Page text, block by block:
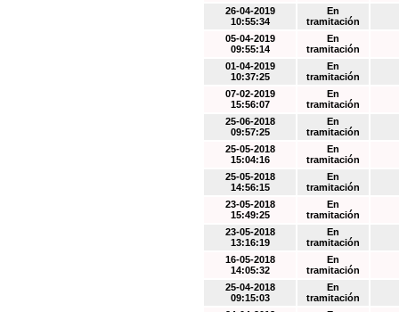
26-04-2019
10:55:34
En
tramitación
05-04-2019
09:55:14
En
tramitación
01-04-2019
10:37:25
En
tramitación
07-02-2019
15:56:07
En
tramitación
25-06-2018
09:57:25
En
tramitación
25-05-2018
15:04:16
En
tramitación
25-05-2018
14:56:15
En
tramitación
23-05-2018
15:49:25
En
tramitación
23-05-2018
13:16:19
En
tramitación
16-05-2018
14:05:32
En
tramitación
25-04-2018
09:15:03
En
tramitación